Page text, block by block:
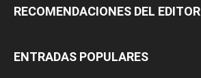
RECOMENDACIONES DEL EDITOR
ENTRADAS POPULARES